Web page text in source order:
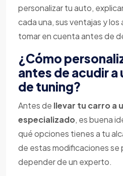
personalizar tu auto,
cada una, sus ventajas y
tomar en cuenta antes de
¿Cómo
antes de acudir
de tuning?
Antes de llevar tu carro a
especializado, es buena
qué opciones tienes a tu
de estas modificaciones se
depender de un experto.